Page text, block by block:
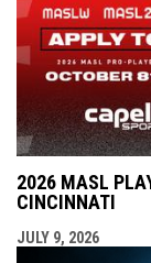
2026 MASL
CINCINNATI
JULY 9, 2026